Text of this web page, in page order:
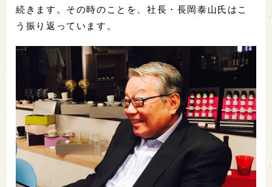
続きます。その時のことを、社長・長岡泰山氏はこ
う振り返っています。